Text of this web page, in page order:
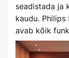
seadistada ja
kaudu.
avab kõik